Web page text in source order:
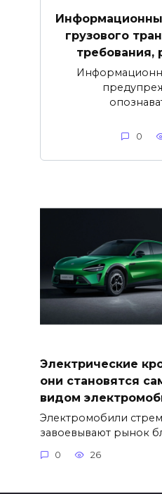
грузового
требования,
0
Электрические
они становятся
видом
Электромобили
завоевывают рынок
0 26